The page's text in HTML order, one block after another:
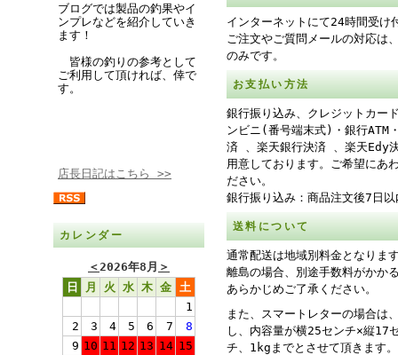
ブログでは製品の釣果やイ
ンプレなどを紹介していき
ます！
皆様の釣りの参考として
ご利用して頂ければ、倖で
す。
店長日記はこちら >>
カレンダー
＜2026年8月 ＞
日
月 火 水 木 金 土
1
2
3 4 5 6 7
8
9 10 11 12 13 14 15
インターネットにて24時間受け
ご注文やご質問メールの対応は
のみです。
お支払い方法
銀行振り込み、クレジットカー
ンビニ(番号端末式)・銀行ATM
済 、楽天銀行決済 、楽天Edy
用意しております。ご希望にあ
ださい。
銀行振り込み：商品注文後7日以
送料について
通常配送は地域別料金となりま
離島の場合、別途手数料がかか
あらかじめご了承ください。
また、スマートレターの場合は
し、内容量が横25センチ×縦17
チ、1kgまでとさせて頂きます